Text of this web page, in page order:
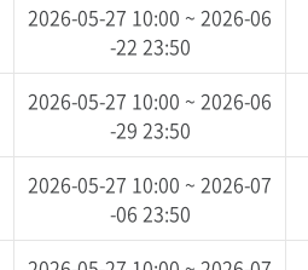
2026-05-27 10:00 ~ 2026-06
-22 23:50
2026-05-27 10:00 ~ 2026-06
-29 23:50
2026-05-27 10:00 ~ 2026-07
-06 23:50